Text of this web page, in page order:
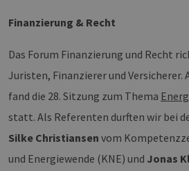
Finanzierung & Recht
Das Forum Finanzierung und Recht
Juristen, Finanzierer und Versicherer.
fand die 28. Sitzung zum Thema
statt. Als Referenten durften wir bei
Silke Christiansen vom
und Energiewende (KNE) und Jonas